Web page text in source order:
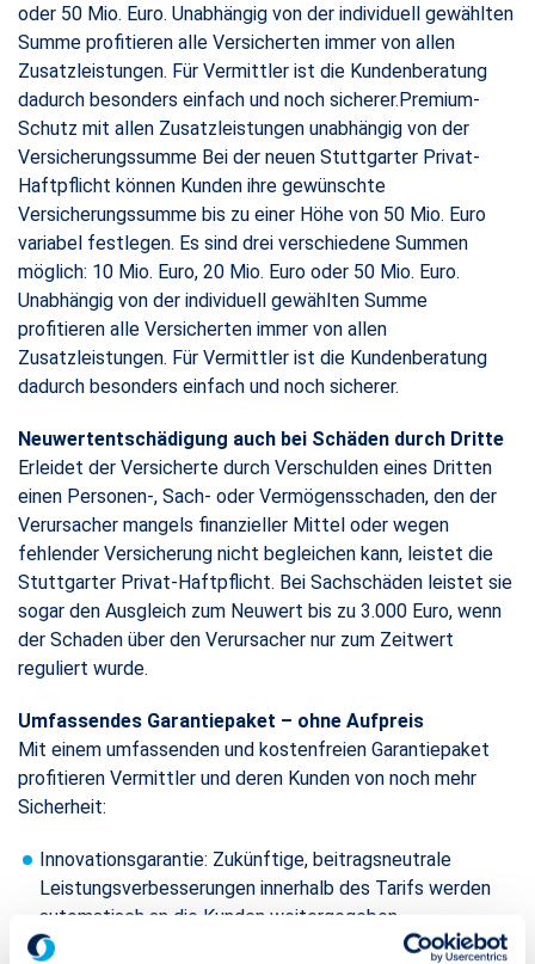
oder 50 Mio. Euro. Unabhängig von der individuell gewählten
Summe profitieren alle Versicherten immer von allen
Zusatzleistungen. Für Vermittler ist die Kundenberatung
dadurch besonders einfach und noch sicherer.Premium-
Schutz mit allen Zusatzleistungen unabhängig von der
Versicherungssumme Bei der neuen Stuttgarter Privat-
Haftpflicht können Kunden ihre gewünschte
Versicherungssumme bis zu einer Höhe von 50 Mio. Euro
variabel festlegen. Es sind drei verschiedene Summen
möglich: 10 Mio. Euro, 20 Mio. Euro oder 50 Mio. Euro.
Unabhängig von der individuell gewählten Summe
profitieren alle Versicherten immer von allen
Zusatzleistungen. Für Vermittler ist die Kundenberatung
dadurch besonders einfach und noch sicherer.
Neuwertentschädigung auch bei Schäden durch Dritte
Erleidet der Versicherte durch Verschulden eines Dritten
einen Personen-, Sach- oder Vermögensschaden, den der
Verursacher mangels finanzieller Mittel oder wegen
fehlender Versicherung nicht begleichen kann, leistet die
Stuttgarter Privat-Haftpflicht. Bei Sachschäden leistet sie
sogar den Ausgleich zum Neuwert bis zu 3.000 Euro, wenn
der Schaden über den Verursacher nur zum Zeitwert
reguliert wurde.
Umfassendes Garantiepaket – ohne Aufpreis
Mit einem umfassenden und kostenfreien Garantiepaket
profitieren Vermittler und deren Kunden von noch mehr
Sicherheit:
​​​​​​​Innovationsgarantie: Zukünftige, beitragsneutrale
Leistungsverbesserungen innerhalb des Tarifs werden
automatisch an die Kunden weitergegeben.
Besserstellungsgarantie: Die Stuttgarter garantiert im